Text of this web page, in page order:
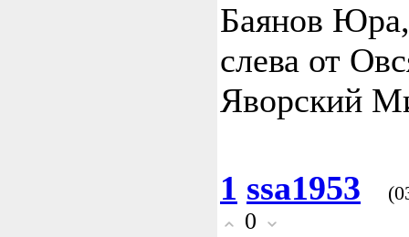
Баянов
слева от
Яворский
1 ssa1953
0